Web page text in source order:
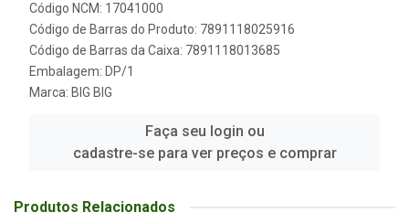
Código NCM: 17041000
Código de Barras do Produto: 7891118025916
Código de Barras da Caixa: 7891118013685
Embalagem: DP/1
Marca: BIG BIG
Faça seu login ou
cadastre-se para ver preços e comprar
Produtos Relacionados